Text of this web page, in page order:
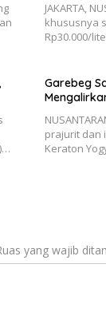
JAKARTA,
khususnya
Rp30.000/
Garebeg
prajurit dan
Keraton
yang wajib